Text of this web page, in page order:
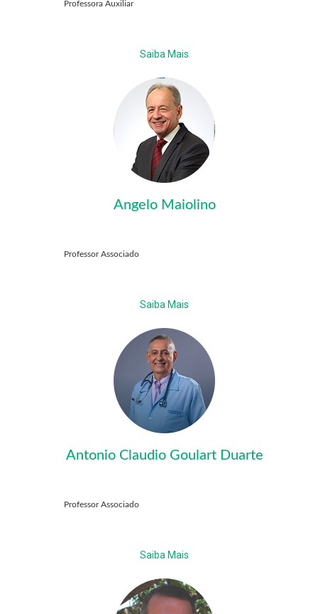
Professora Auxiliar
Saiba Mais
Angelo Maiolino
Professor Associado
Saiba Mais
Antonio Claudio Goulart Duarte
Professor Associado
Saiba Mais